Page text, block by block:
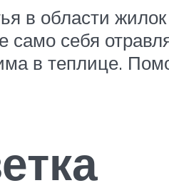
в области жилок
само себя
в теплице.